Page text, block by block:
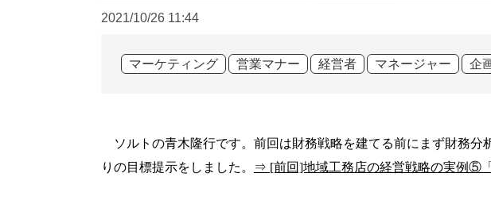
2021/10/26 11:44
マーケティング 営業マナー 経営者 マネージャー 企
ソルトの青木隆行です。前回は財務戦略を建てる前にまず財務分
りの目標提示をしました。
⇒ [前回]地域工務店の経営戦略の実例⑤「